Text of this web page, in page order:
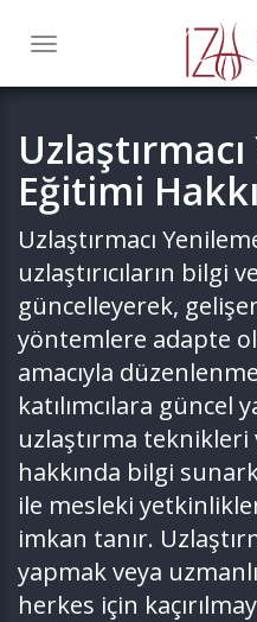
Toggle
Eğitimi
Uzlaştırmacı
uzlaştırıcıların bilgi
güncelleyerek,
yöntemlere adapte
amacıyla
katılımcılara güncel
uzlaştırma
hakkında bilgi
ile mesleki
imkan tanır.
yapmak veya
herkes için